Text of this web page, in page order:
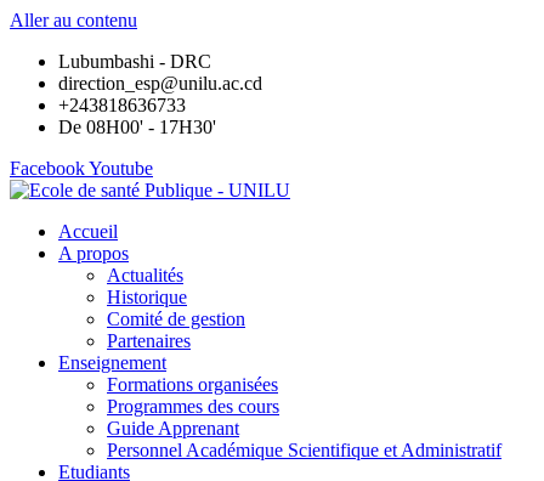
Aller au contenu
Lubumbashi - DRC
direction_esp@unilu.ac.cd
+243818636733
De 08H00' - 17H30'
FacebookYoutube
Accueil
A propos
Actualités
Historique
Comité de gestion
Partenaires
Enseignement
Formations organisées
Programmes des cours
Guide Apprenant
Personnel Académique Scientifique et Administratif
Etudiants